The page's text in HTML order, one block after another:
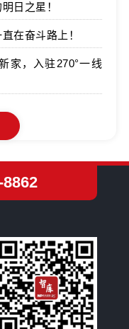
日之星！
在奋斗路上！
家，入驻270°一线
8862